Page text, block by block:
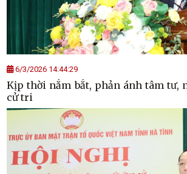
6/3/2026 14:44:29
Kịp thời nắm bắt, phản ánh tâm tư,
cử tri